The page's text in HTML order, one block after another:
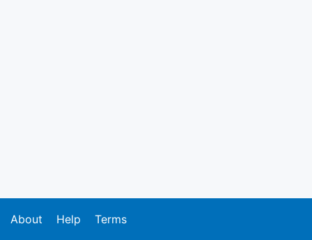
About Help Terms